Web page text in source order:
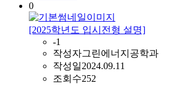
0
[2025학년도 입시전형 설명]
-1
작성자그린에너지공학과
작성일2024.09.11
조회수252